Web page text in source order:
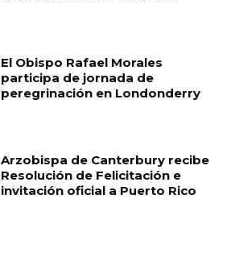
El Obispo Rafael Morales
participa de jornada de
peregrinación en Londonderry
Arzobispa de Canterbury recibe
Resolución de Felicitación e
invitación oficial a Puerto Rico